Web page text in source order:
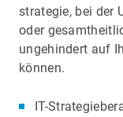
strategie, bei der
oder
ungehindert auf
können.
IT-